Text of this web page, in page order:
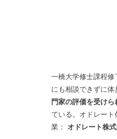
一橋大学修士課程修
にも相談できずに体
門家の評価を受けら
ている。オドレート
業： オドレート株